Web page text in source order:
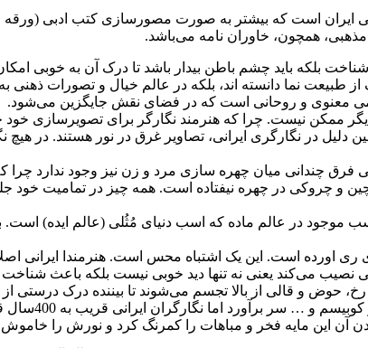
ایران است که بیشتر به صورت مصورسازی کتب ادبی (ورقه
مذهبی، همچون، خاوران نامه می‌باشد.
بلکه باید چشم باطن بیدار باشد تا درک آن به خوبی
طبیعت نما دانسته اند، بلکه در عالم خیال و تصورات ذهنی
معنوی و روحانی است که در فضای نقش جایگزین می‌شود.
ممکن نیست. چرا که هنرمند نگارگر برای تصویرسازی خود
در نگارگری ایرانی، تصاویر غرق در نور هستند. در هیچ
فرق چندانی میان چهره سازی مرد و زن نیز وجود ندارد
و چروکی در چهره نیفتاده است. همه چیز در تمامیت خود
موجود در عالم ماده که اسب دنیای مُثُلی (عالم ایده) است.
ری اورده است. این یک اشتباه محس است. هنرمندا ایرانی
نصیب می‌کند یعنی نه تنها دید خوبی نیست بلکه باعث
رخ، حوض و قالی از بالا تجسم می‌شوند تا بیننده درک درستی
امتیازات بزرگ نگارگری
آن این مایه فخر و مباهات را کمرنگ کرد و نورش را خاموش